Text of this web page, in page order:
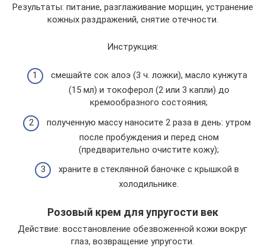
Результаты: питание, разглаживание морщин, устранение
кожных раздражений, снятие отечности.
Инструкция:
смешайте сок алоэ (3 ч. ложки), масло кунжута
(15 мл) и токоферол (2 или 3 капли) до
кремообразного состояния;
полученную массу наносите 2 раза в день: утром
после пробуждения и перед сном
(предварительно очистите кожу);
храните в стеклянной баночке с крышкой в
холодильнике.
Розовый крем для упругости век
Действие: восстановление обезвоженной кожи вокруг
глаз, возвращение упругости.